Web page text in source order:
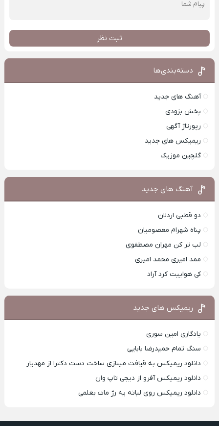
ثبت نظر
دسته‌بندی‌ها
آهنگ های جدید
پخش بزودی
رپورتاژ آگهی
ریمیکس های جدید
گلچین موزیک
آهنگ های جدید
دو قطبی اردلان
پناه شهرام معصومیان
لب تر کن مهران مصطفوی
ممد امیری محمد امیری
کی هواییت کرد آراد
ریمیکس های جدید
یادگاری امین سوری
سنگ تمام حمیدرضا بابایی
دانلود ریمیکس به قیافت مینازی ساخت دست دکترا از مهدیار
دانلود ریمیکس آفرو از ديجی تاپ وان
دانلود ریمیکس روی لباته یه رژ مات بغلمی